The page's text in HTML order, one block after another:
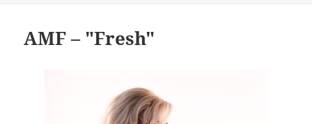
AMF – "Fresh"